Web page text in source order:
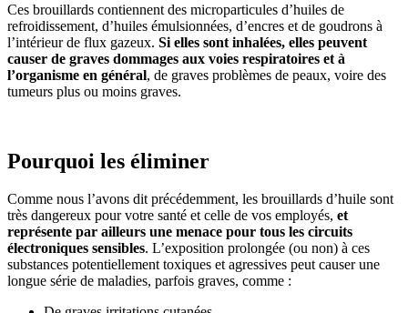
Ces brouillards contiennent des microparticules d’huiles de
refroidissement, d’huiles émulsionnées, d’encres et de goudrons à
l’intérieur de flux gazeux. Si elles sont inhalées, elles peuvent
causer de graves dommages aux voies respiratoires et à
l’organisme en général, de graves problèmes de peaux, voire des
tumeurs plus ou moins graves.
Pourquoi les éliminer
Comme nous l’avons dit précédemment, les brouillards d’huile sont
très dangereux pour votre santé et celle de vos employés, et
représente par ailleurs une menace pour tous les circuits
électroniques sensibles. L’exposition prolongée (ou non) à ces
substances potentiellement toxiques et agressives peut causer une
longue série de maladies, parfois graves, comme :